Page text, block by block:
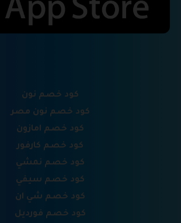
كود خصم نون
كود خصم نون مصر
كود خصم امازون
كود خصم كارفور
كود خصم نمشي
كود خصم سيفي
كود خصم شي ان
كود خصم فورديل